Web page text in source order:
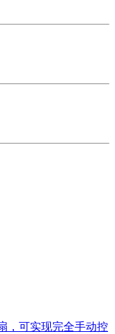
，可实现完全手动控